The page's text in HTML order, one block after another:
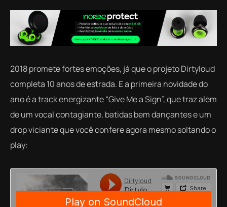
2018 promete fortes emoções, já que o projeto Dirtyloud
completa 10 anos de estrada. E a primeira novidade do
ano é a track energizante “Give Me a Sign”, que traz além
de um vocal contagiante, batidas bem dançantes e um
drop viciante que você confere agora mesmo soltando o
play: